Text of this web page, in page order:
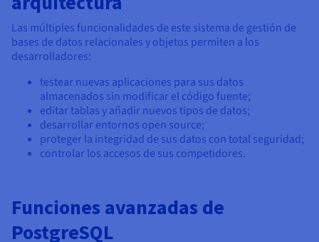
Precios
Disponibilidad por regiones
Documentación
Observabilidad
Las múltiples funcionalidades de este sistema de gestión de
bases de datos relacionales y objetos permiten a los
desarrolladores:
testear nuevas aplicaciones para sus datos
almacenados sin modificar el código fuente;
editar tablas y añadir nuevos tipos de datos;
desarrollar entornos open source;
proteger la integridad de sus datos con total seguridad;
controlar los accesos de sus competidores.
Funciones avanzadas de
PostgreSQL